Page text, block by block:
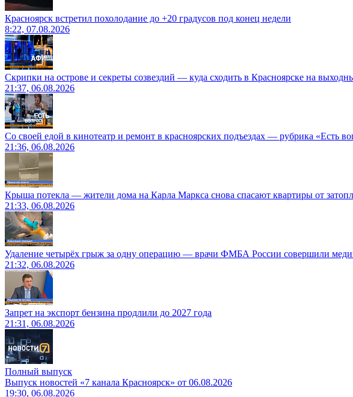
Красноярск встретил похолодание до +20 градусов под конец недели
8:22, 07.08.2026
Скрипки на острове и секреты созвездий — куда сходить в Красноярске на
21:37, 06.08.2026
Со своей едой в кинотеатр и ремонт в красноярских подъездах — рубрика «Есть
21:36, 06.08.2026
Крыша потекла — жители дома на Карла Маркса снова спасают квартиры от
21:33, 06.08.2026
Удаление четырёх грыж за одну операцию — врачи ФМБА России совершили
21:32, 06.08.2026
Запрет на экспорт бензина продлили до 2027 года
21:31, 06.08.2026
Полный выпуск
Выпуск новостей «7 канала Красноярск» от 06.08.2026
19:30, 06.08.2026